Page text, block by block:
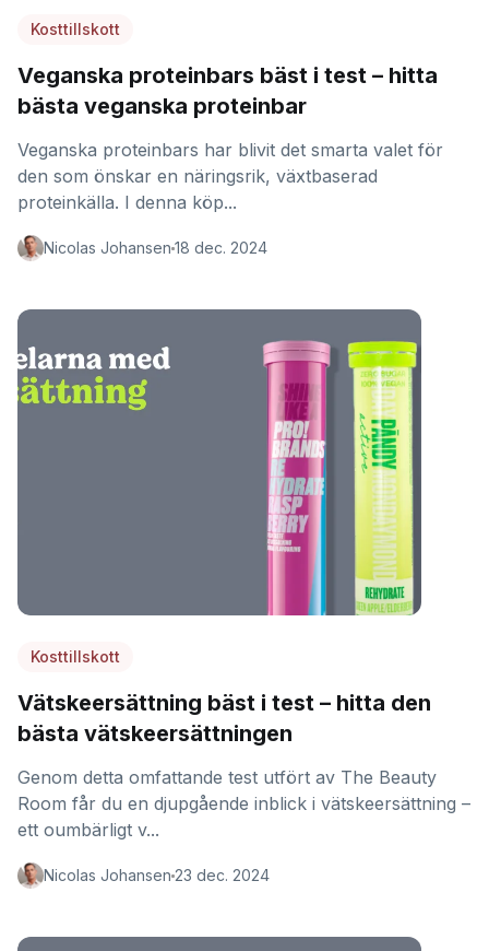
Kosttillskott
Veganska proteinbars bäst i test – hitta
bästa veganska proteinbar
Veganska proteinbars har blivit det smarta valet för
den som önskar en näringsrik, växtbaserad
proteinkälla. I denna köp...
Nicolas Johansen 18 dec. 2024
Kosttillskott
Vätskeersättning bäst i test – hitta den
bästa vätskeersättningen
Genom detta omfattande test utfört av The Beauty
Room får du en djupgående inblick i vätskeersättning –
ett oumbärligt v...
Nicolas Johansen 23 dec. 2024